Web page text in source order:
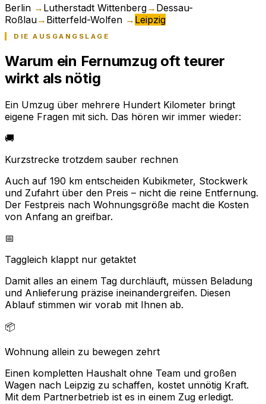
Berlin → Lutherstadt Wittenberg→ Dessau-
Roßlau→ Bitterfeld-Wolfen → Leipzig
DIE AUSGANGSLAGE
Warum ein Fernumzug oft teurer
wirkt als nötig
Ein Umzug über mehrere Hundert Kilometer bringt
eigene Fragen mit sich. Das hören wir immer wieder:
🚚
Kurzstrecke trotzdem sauber rechnen
Auch auf 190 km entscheiden Kubikmeter, Stockwerk
und Zufahrt über den Preis – nicht die reine Entfernung.
Der Festpreis nach Wohnungsgröße macht die Kosten
von Anfang an greifbar.
📅
Taggleich klappt nur getaktet
Damit alles an einem Tag durchläuft, müssen Beladung
und Anlieferung präzise ineinandergreifen. Diesen
Ablauf stimmen wir vorab mit Ihnen ab.
📦
Wohnung allein zu bewegen zehrt
Einen kompletten Haushalt ohne Team und großen
Wagen nach Leipzig zu schaffen, kostet unnötig Kraft.
Mit dem Partnerbetrieb ist es in einem Zug erledigt.